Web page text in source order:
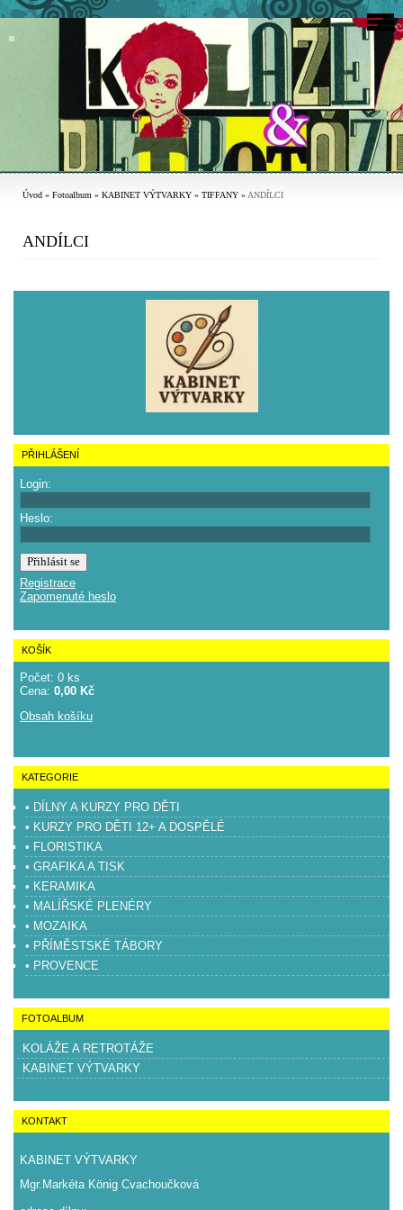
Úvod » Fotoalbum » KABINET VÝTVARKY » TIFFANY »ANDÍLCI
ANDÍLCI
PŘIHLÁŠENÍ
Login:
Heslo:
Registrace
Zapomenuté heslo
KOŠÍK
Počet: 0 ks
Cena: 0,00 Kč
Obsah košíku
KATEGORIE
• DÍLNY A KURZY PRO DĚTI
• KURZY PRO DĚTI 12+ A DOSPĚLÉ
• FLORISTIKA
• GRAFIKA A TISK
• KERAMIKA
• MALÍŘSKÉ PLENÉRY
• MOZAIKA
• PŘÍMĚSTSKÉ TÁBORY
• PROVENCE
FOTOALBUM
KOLÁŽE A RETROTÁŽE
KABINET VÝTVARKY
KONTAKT
KABINET VÝTVARKY
Mgr.Markéta König Cvachoučková